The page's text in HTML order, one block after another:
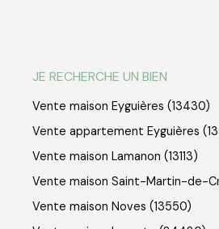
JE RECHERCHE UN BIEN
Vente maison Eyguières (13430)
Vente appartement Eyguières
Vente maison Lamanon (13113)
Vente maison Saint-Martin-de-
Vente maison Noves (13550)